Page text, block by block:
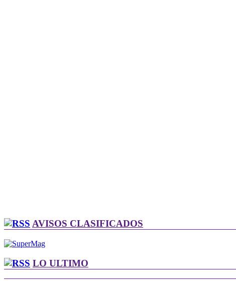
AVISOS CLASIFICADOS
LO ULTIMO